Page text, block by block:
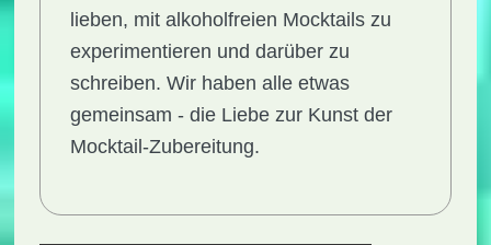
lieben, mit alkoholfreien Mocktails zu
experimentieren und darüber zu
schreiben. Wir haben alle etwas
gemeinsam - die Liebe zur Kunst der
Mocktail-Zubereitung.